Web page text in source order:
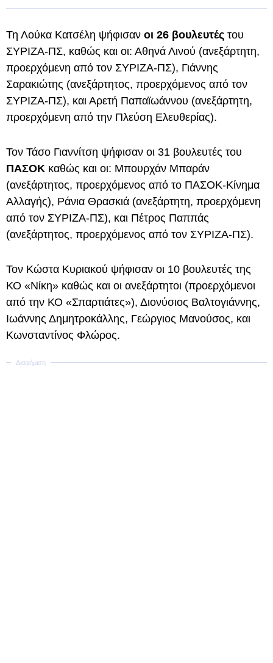
Τη Λούκα Κατσέλη ψήφισαν οι 26 βουλευτές του
ΣΥΡΙΖΑ-ΠΣ, καθώς και οι: Αθηνά Λινού (ανεξάρτητη,
προερχόμενη από τον ΣΥΡΙΖΑ-ΠΣ), Γιάννης
Σαρακιώτης (ανεξάρτητος, προερχόμενος από τον
ΣΥΡΙΖΑ-ΠΣ), και Αρετή Παπαϊωάννου (ανεξάρτητη,
προερχόμενη από την Πλεύση Ελευθερίας).
Τον Τάσο Γιαννίτση ψήφισαν οι 31 βουλευτές του
ΠΑΣΟΚ καθώς και οι: Μπουρχάν Μπαράν
(ανεξάρτητος, προερχόμενος από το ΠΑΣΟΚ-Κίνημα
Αλλαγής), Ράνια Θρασκιά (ανεξάρτητη, προερχόμενη
από τον ΣΥΡΙΖΑ-ΠΣ), και Πέτρος Παππάς
(ανεξάρτητος, προερχόμενος από τον ΣΥΡΙΖΑ-ΠΣ).
Τον Κώστα Κυριακού ψήφισαν οι 10 βουλευτές της
ΚΟ «Νίκη» καθώς και οι ανεξάρτητοι (προερχόμενοι
από την ΚΟ «Σπαρτιάτες»), Διονύσιος Βαλτογιάννης,
Ιωάννης Δημητροκάλλης, Γεώργιος Μανούσος, και
Κωνσταντίνος Φλώρος.